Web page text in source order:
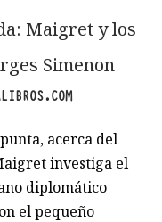
Maigret y los
Simenon
acerca del
investiga el
diplomático
el pequeño